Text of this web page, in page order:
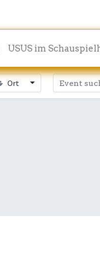
USUS im
Ort